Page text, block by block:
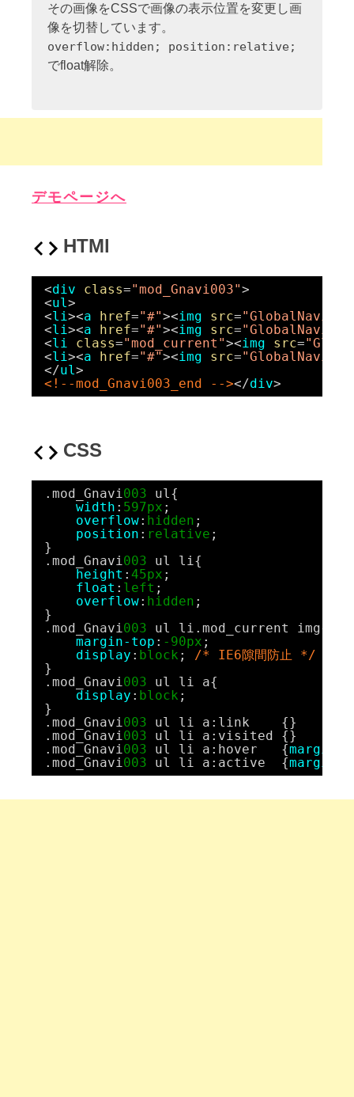
その画像をCSSで画像の表示位置を変更し画
像を切替しています。
overflow:hidden; position:relative;
でfloat解除。
デモページへ
HTMl
<div class="mod_Gnavi003">
<ul>
<li><a href="#"><img src=
<li><a href="#"><img src=
<li class="mod_current"><img src=
<li><a href="#"><img src=
</ul>
<!--mod_Gnavi003_end --></div>
CSS
.mod_Gnavi003
ul{
width : 597px ;
overflow: hidden ;
position : relative ;
}
.mod_Gnavi003
ul li{
height : 45px ;
float : left ;
overflow: hidden ;
}
.mod_Gnavi003
ul li.mod_current img{
margin-top : -90px ;
display : block ; /* IE6隙間防止 */
}
.mod_Gnavi003
ul li a{
display : block ;
}
.mod_Gnavi003
ul li a:link    {}
.mod_Gnavi003
ul li a:visited {}
.mod_Gnavi003 ul li a:hover   {margin-
.mod_Gnavi003 ul li a:active  {margin-